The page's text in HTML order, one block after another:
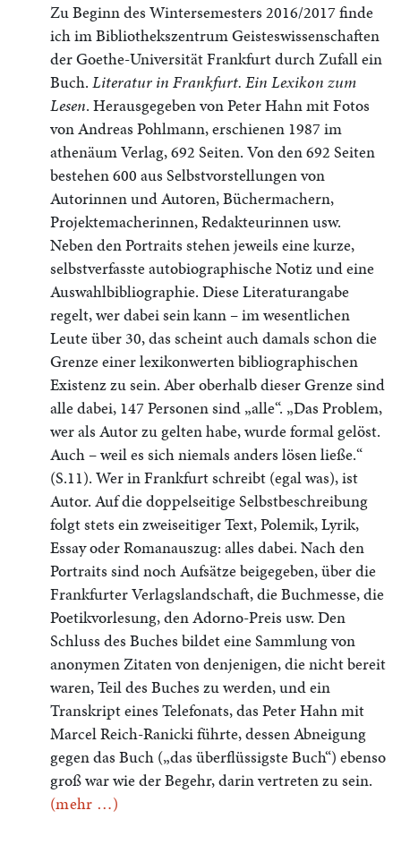
Zu Beginn des Wintersemesters 2016/2017 finde
ich im Bibliothekszentrum Geisteswissenschaften
der Goethe-Universität Frankfurt durch Zufall ein
Buch. Literatur in Frankfurt. Ein Lexikon zum
Lesen. Herausgegeben von Peter Hahn mit Fotos
von Andreas Pohlmann, erschienen 1987 im
athenäum Verlag, 692 Seiten. Von den 692 Seiten
bestehen 600 aus Selbstvorstellungen von
Autorinnen und Autoren, Büchermachern,
Projektemacherinnen, Redakteurinnen usw.
Neben den Portraits stehen jeweils eine kurze,
selbstverfasste autobiographische Notiz und eine
Auswahlbibliographie. Diese Literaturangabe
regelt, wer dabei sein kann – im wesentlichen
Leute über 30, das scheint auch damals schon die
Grenze einer lexikonwerten bibliographischen
Existenz zu sein. Aber oberhalb dieser Grenze sind
alle dabei, 147 Personen sind „alle“. „Das Problem,
wer als Autor zu gelten habe, wurde formal gelöst.
Auch – weil es sich niemals anders lösen ließe.“
(S.11). Wer in Frankfurt schreibt (egal was), ist
Autor. Auf die doppelseitige Selbstbeschreibung
folgt stets ein zweiseitiger Text, Polemik, Lyrik,
Essay oder Romanauszug: alles dabei. Nach den
Portraits sind noch Aufsätze beigegeben, über die
Frankfurter Verlagslandschaft, die Buchmesse, die
Poetikvorlesung, den Adorno-Preis usw. Den
Schluss des Buches bildet eine Sammlung von
anonymen Zitaten von denjenigen, die nicht bereit
waren, Teil des Buches zu werden, und ein
Transkript eines Telefonats, das Peter Hahn mit
Marcel Reich-Ranicki führte, dessen Abneigung
gegen das Buch („das überflüssigste Buch“) ebenso
groß war wie der Begehr, darin vertreten zu sein.
(mehr …)